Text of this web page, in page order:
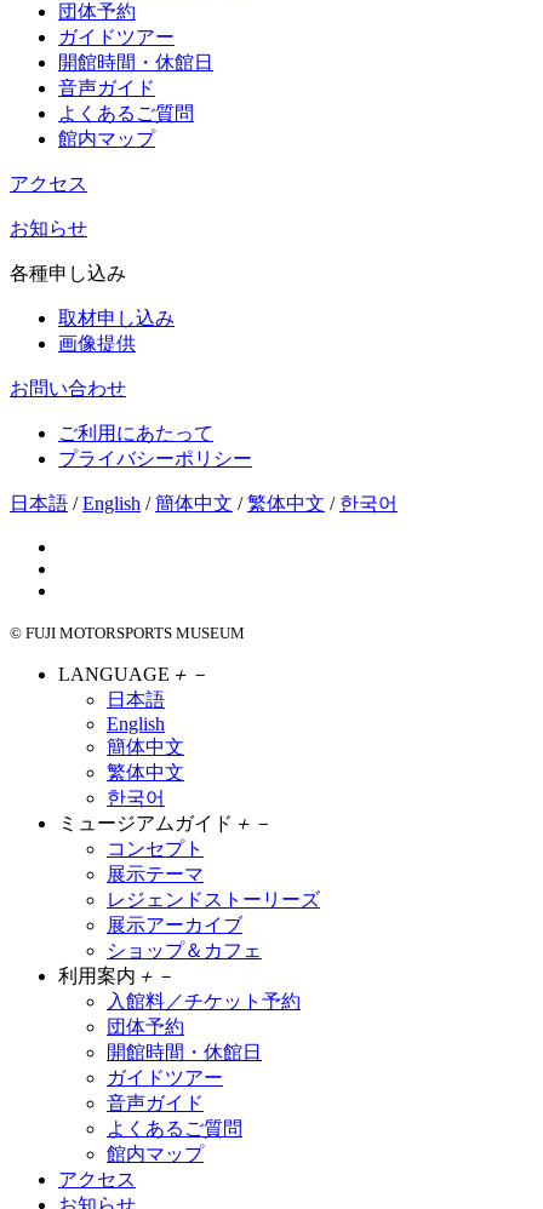
団体予約
ガイドツアー
開館時間・休館日
音声ガイド
よくあるご質問
館内マップ
アクセス
お知らせ
各種申し込み
取材申し込み
画像提供
お問い合わせ
ご利用にあたって
プライバシーポリシー
日本語 /English /簡体中文 /繁体中文 / 한국어
© FUJI MOTORSPORTS MUSEUM
LANGUAGE ＋ －
日本語
English
簡体中文
繁体中文
한국어
ミュージアムガイド ＋ －
コンセプト
展示テーマ
レジェンドストーリーズ
展示アーカイブ
ショップ＆カフェ
利用案内 ＋ －
入館料／チケット予約
団体予約
開館時間・休館日
ガイドツアー
音声ガイド
よくあるご質問
館内マップ
アクセス